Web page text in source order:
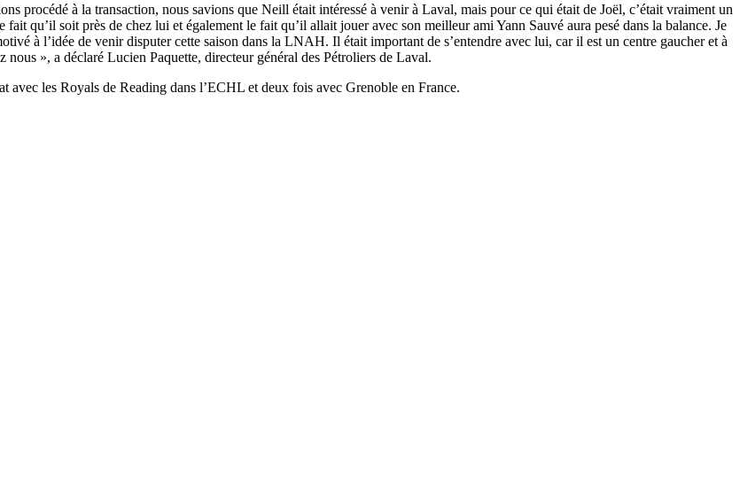
procédé à la transaction, nous savions que Neill était intéressé à venir à Laval, mais pour ce qui était de Joël, c’était vraiment un
qu’il soit près de chez lui et également le fait qu’il allait jouer avec son meilleur ami Yann Sauvé aura pesé dans la balance. Je
à l’idée de venir disputer cette saison dans la LNAH. Il était important de s’entendre avec lui, car il est un centre gaucher et à
nous », a déclaré Lucien Paquette, directeur général des Pétroliers de Laval.
les Royals de Reading dans l’ECHL et deux fois avec Grenoble en France.